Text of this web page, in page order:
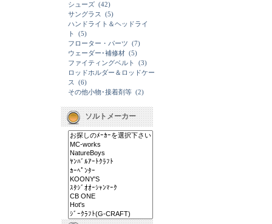
シューズ (42)
サングラス
(5)
ハンドライト＆ヘッドライ
ト
(5)
フローター・パーツ (7)
ウェーダー･補修材 (5)
ファイティングベルト
(3)
ロッドホルダー＆ロッドケー
ス
(6)
その他小物･接着剤等 (2)
ソルトメーカー